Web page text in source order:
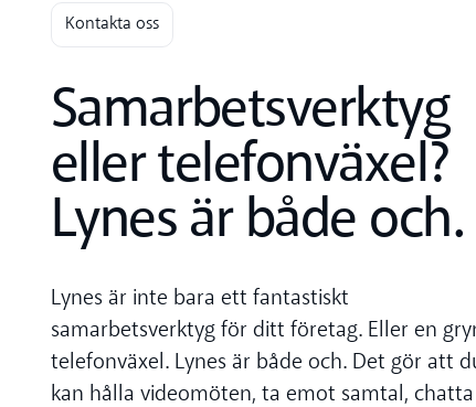
Kontakta oss
Samarbetsverktyg
eller telefonväxel?
Lynes är både och.
Lynes är inte bara ett fantastiskt
samarbetsverktyg för ditt företag. Eller en
telefonväxel. Lynes är både och. Det gör att
kan hålla videomöten, ta emot samtal, chatta